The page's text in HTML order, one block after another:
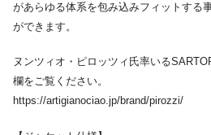
があらゆる体系を包み込みフィットする
ができます。
ヌンツィオ・ピロッツィ氏率いる
欄をご覧ください。
https://artigianociao.jp/brand/pirozzi/